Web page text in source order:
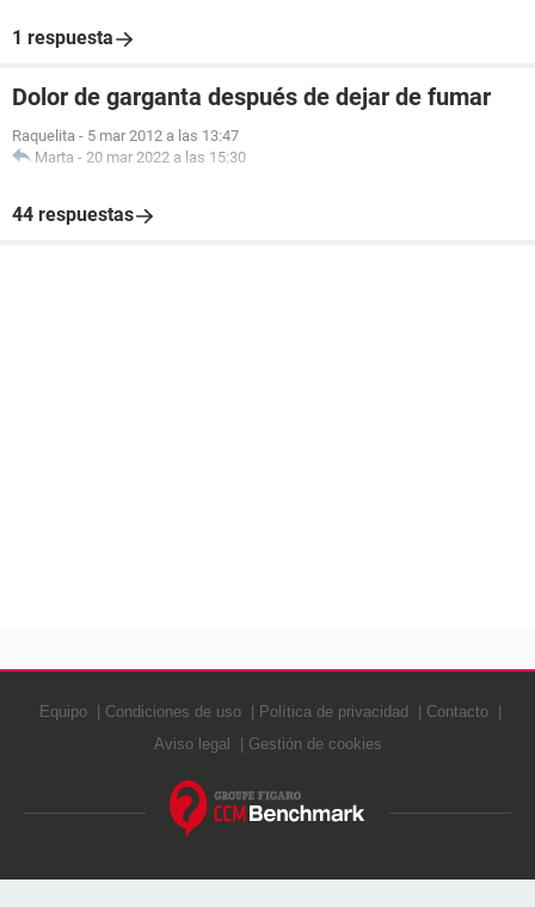
1 respuesta
Dolor de garganta después de dejar de fumar
Raquelita - 5 mar 2012 a las 13:47
Marta - 20 mar 2022 a las 15:30
44 respuestas
Equipo Condiciones de uso Política de privacidad
Contacto
Aviso legal
Gestión de cookies